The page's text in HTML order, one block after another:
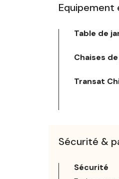
Equipement
Table de
Chaises
Transat
Sécurité &
Sécurité